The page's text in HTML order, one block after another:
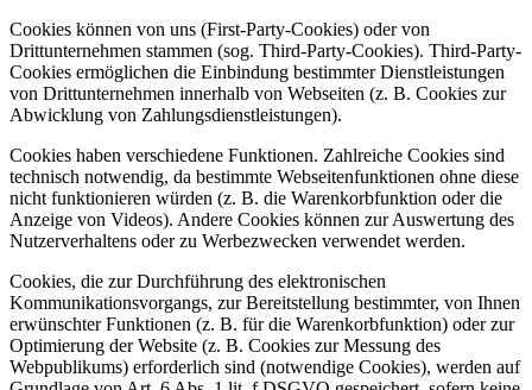
Cookies können von uns (First-Party-Cookies) oder von
Drittunternehmen stammen (sog. Third-Party-Cookies). Third-Party-
Cookies ermöglichen die Einbindung bestimmter Dienstleistungen
von Drittunternehmen innerhalb von Webseiten (z. B. Cookies zur
Abwicklung von Zahlungsdienstleistungen).
Cookies haben verschiedene Funktionen. Zahlreiche Cookies sind
technisch notwendig, da bestimmte Webseitenfunktionen ohne diese
nicht funktionieren würden (z. B. die Warenkorbfunktion oder die
Anzeige von Videos). Andere Cookies können zur Auswertung des
Nutzerverhaltens oder zu Werbezwecken verwendet werden.
Cookies, die zur Durchführung des elektronischen
Kommunikationsvorgangs, zur Bereitstellung bestimmter, von Ihnen
erwünschter Funktionen (z. B. für die Warenkorbfunktion) oder zur
Optimierung der Website (z. B. Cookies zur Messung des
Webpublikums) erforderlich sind (notwendige Cookies), werden auf